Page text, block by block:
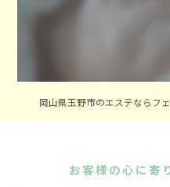
お客様の心に寄